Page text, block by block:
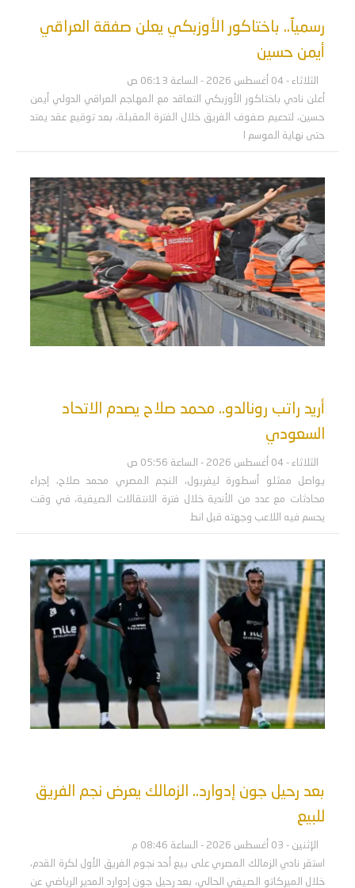
رسمياً.. باختاكور الأوزبكي يعلن صفقة العراقي
أيمن حسين
الثلاثاء - 04 أغسطس 2026 - الساعة 06:13 ص
أعلن نادي باختاكور الأوزبكي التعاقد مع المهاجم العراقي الدولي أيمن
حسين، لتدعيم صفوف الفريق خلال الفترة المقبلة، بعد توقيع عقد يمتد
حتى نهاية الموسم ا
أريد راتب رونالدو.. محمد صلاح يصدم الاتحاد
السعودي
الثلاثاء - 04 أغسطس 2026 - الساعة 05:56 ص
يواصل ممثلو أسطورة ليفربول، النجم المصري محمد صلاح، إجراء
محادثات مع عدد من الأندية خلال فترة الانتقالات الصيفية، في وقت
يحسم فيه اللاعب وجهته قبل انط
بعد رحيل جون إدوارد.. الزمالك يعرض نجم الفريق
للبيع
الإثنين - 03 أغسطس 2026 - الساعة 08:46 م
استقر نادي الزمالك المصري على بيع أحد نجوم الفريق الأول لكرة القدم،
خلال الميركاتو الصيفي الحالي، بعد رحيل جون إدوارد المدير الرياضي عن